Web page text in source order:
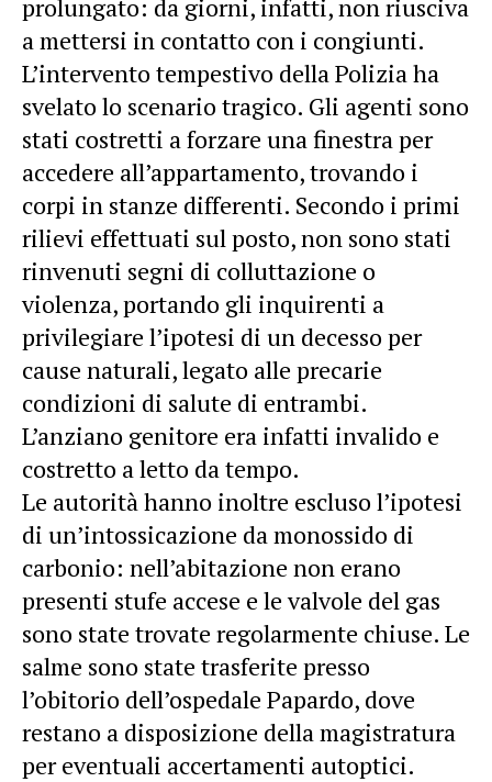
prolungato: da giorni, infatti, non riusciva
a mettersi in contatto con i congiunti.
L’intervento tempestivo della Polizia ha
svelato lo scenario tragico. Gli agenti sono
stati costretti a forzare una finestra per
accedere all’appartamento, trovando i
corpi in stanze differenti. Secondo i primi
rilievi effettuati sul posto, non sono stati
rinvenuti segni di colluttazione o
violenza, portando gli inquirenti a
privilegiare l’ipotesi di un decesso per
cause naturali, legato alle precarie
condizioni di salute di entrambi.
L’anziano genitore era infatti invalido e
costretto a letto da tempo.
Le autorità hanno inoltre escluso l’ipotesi
di un’intossicazione da monossido di
carbonio: nell’abitazione non erano
presenti stufe accese e le valvole del gas
sono state trovate regolarmente chiuse. Le
salme sono state trasferite presso
l’obitorio dell’ospedale Papardo, dove
restano a disposizione della magistratura
per eventuali accertamenti autoptici.